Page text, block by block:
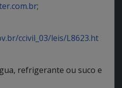
;
ccivil_03/leis/L8623.ht
refrigerante ou suco e